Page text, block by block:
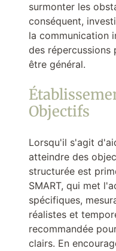
surmonter les
conséquent,
la communication
des répercussions
être général.
Objectifs
Lorsqu'il s'agit
atteindre des
structurée est
SMART, qui met
spécifiques,
réalistes et
recommandée
clairs. En